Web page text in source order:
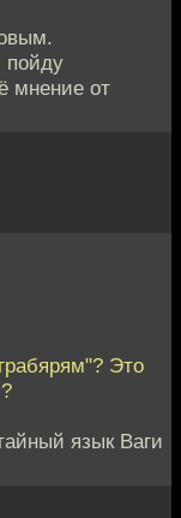
мнение от
Это
язык Ваги